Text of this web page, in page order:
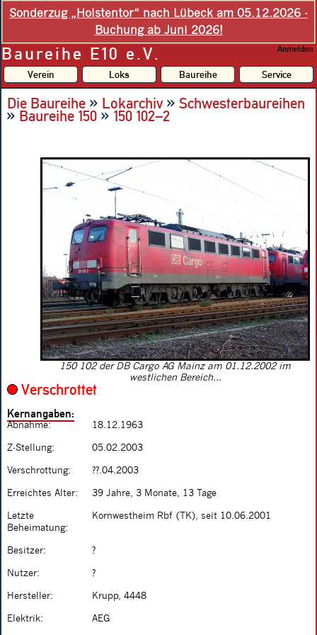
Sonderzug „Holstentor“ nach Lübeck am 05.12.2026 -
Buchung ab Juni 2026!
Baureihe E10 e.V. Anmelden
Verein Loks Baureihe Service
Die Baureihe » Lokarchiv» Schwesterbaureihen
»Baureihe 150 »150 102–2
150 102 der DB Cargo AG Mainz am 01.12.2002 im
westlichen Bereich...
Verschrottet
Kernangaben:
Abnahme: 18.12.1963
Z-Stellung: 05.02.2003
Verschrottung: ??.04.2003
Erreichtes Alter: 39 Jahre, 3 Monate, 13 Tage
Letzte
Beheimatung:
Kornwestheim Rbf (TK), seit 10.06.2001
Besitzer: ?
Nutzer: ?
Hersteller: Krupp, 4448
Elektrik: AEG